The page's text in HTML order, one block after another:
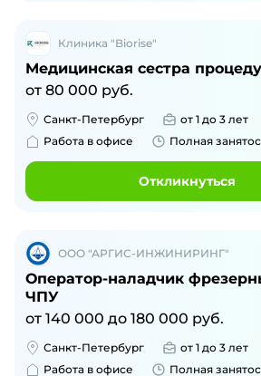
Клиника "Biorise"
Медицинская сестра
от 80 000 руб.
Санкт-Петербург
от 1 до 3 лет
Работа в офисе
Полная
Откликнуться
ООО "АРГИС-ИНЖИНИРИНГ"
Оператор-наладчик
ЧПУ
от 140 000 до 180 000 руб.
Санкт-Петербург
от 1 до 3 лет
Работа в офисе
Полная